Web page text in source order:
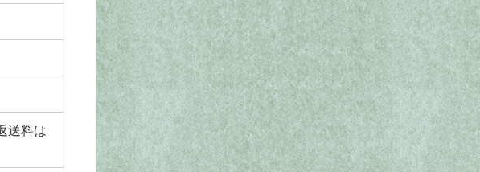
送料は